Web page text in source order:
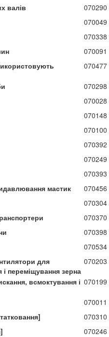
валів
070290
070049
070338
070091
070477
070298
070028
070148
070100
070392
070249
070393
мастик
070456
070304
070370
070398
070534
для
переміщування зерна
070203
всмоктування і 070199
070011
070310
070246